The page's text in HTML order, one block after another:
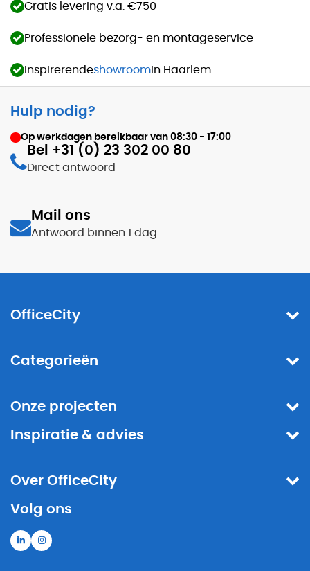
Gratis levering v.a. €750
Professionele bezorg- en montageservice
Inspirerendeshowroomin Haarlem
Hulp nodig?
Op werkdagen bereikbaar van 08:30 - 17:00
Bel +31 (0) 23 302 00 80
Direct antwoord
Mail ons
Antwoord binnen 1 dag
OfficeCity
Categorieën
Onze projecten
Inspiratie & advies
Over OfficeCity
Volg ons